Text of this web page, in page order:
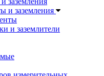
и заземления
и заземлители